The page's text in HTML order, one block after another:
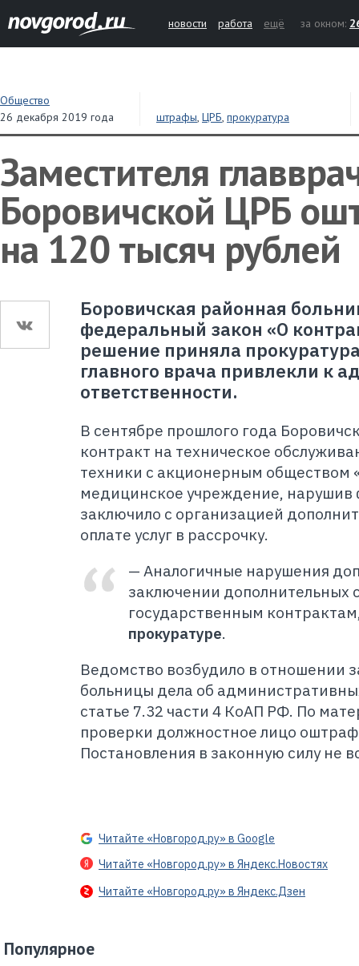
новости работа ещё за окном:
Общество
26 декабря 2019 года
штрафы, ЦРБ, прокуратура
Заместителя
Боровичской ЦРБ
на 120 тысяч рублей
Боровичская районная
федеральный закон «О
решение приняла
главного врача привлекли к
ответственности.
В сентябре прошлого года
контракт на техническое
техники с акционерным обществом
медицинское учреждение, нарушив
заключило с организацией
оплате услуг в рассрочку.
— Аналогичные нарушения
заключении дополнительных
государственным
прокуратуре.
Ведомство возбудило в отношении
больницы дела об
статье 7.32 части 4 КоАП РФ. По
проверки должностное лицо
Постановления в законную силу не
Читайте «Новгород.ру» в Google
Читайте «Новгород.ру» в Яндекс.Новостях
Читайте «Новгород.ру» в Яндекс.Дзен
Популярное